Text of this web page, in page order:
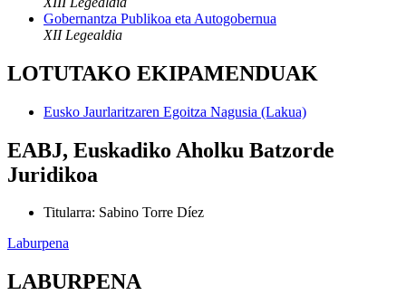
Gobernantza Publikoa eta Autogobernua
XII Legealdia
LOTUTAKO EKIPAMENDUAK
Eusko Jaurlaritzaren Egoitza Nagusia (Lakua)
EABJ, Euskadiko Aholku Batzorde
Juridikoa
Titularra: Sabino Torre Díez
Laburpena
LABURPENA